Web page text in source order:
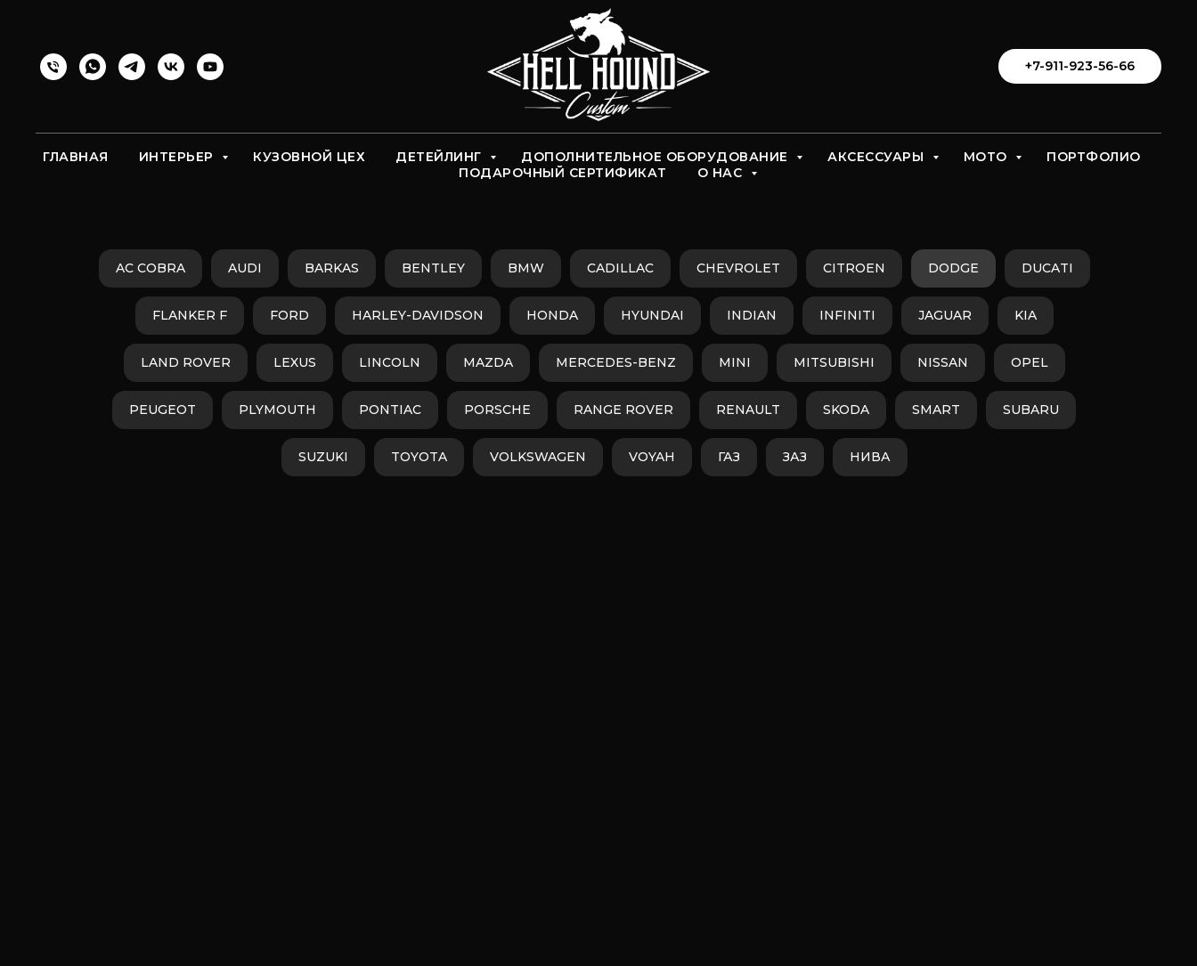
+7-911-923-56-66
ГЛАВНАЯ ИНТЕРЬЕР КУЗОВНОЙ ЦЕХ ДЕТЕЙЛИНГ ДОПОЛНИТЕЛЬНОЕ ОБОРУДОВАНИЕ АКСЕССУАРЫ МОТО
ПОРТФОЛИО
ПОДАРОЧНЫЙ СЕРТИФИКАТ
О НАС
AC COBRA AUDI BARKAS BENTLEY BMW CADILLAC CHEVROLET CITROEN DODGE DUCATI
FLANKER F FORD HARLEY-DAVIDSON HONDA HYUNDAI INDIAN INFINITI JAGUAR KIA
LAND ROVER LEXUS LINCOLN MAZDA MERCEDES-BENZ MINI MITSUBISHI NISSAN OPEL
PEUGEOT PLYMOUTH PONTIAC PORSCHE RANGE ROVER RENAULT SKODA SMART SUBARU
SUZUKI TOYOTA VOLKSWAGEN VOYAH ГАЗ ЗАЗ НИВА